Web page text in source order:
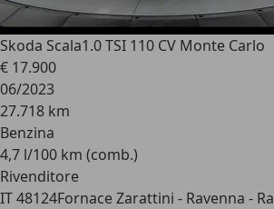
Skoda Scala1.0 TSI 110 CV Monte Carlo
€ 17.900
06/2023
27.718 km
Benzina
4,7 l/100 km (comb.)
Rivenditore
IT 48124Fornace Zarattini - Ravenna - Ra